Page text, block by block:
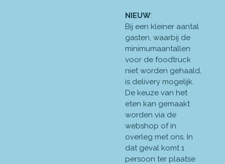
NIEUW:
Bij een kleiner aantal
gasten, waarbij de
minimumaantallen
voor de foodtruck
niet worden gehaald,
is delivery mogelijk.
De keuze van het
eten kan gemaakt
worden via de
webshop of in
overleg met ons. In
dat geval komt 1
persoon ter plaatse